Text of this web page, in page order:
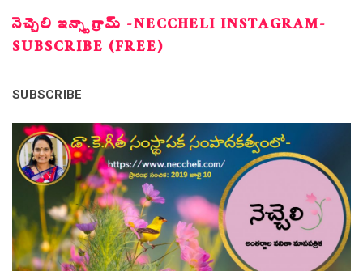
నెచ్చెలి ఇన్స్టాగ్రామ్ -NECCHELI INSTAGRAM-
SUBSCRIBE (FREE)
SUBSCRIBE